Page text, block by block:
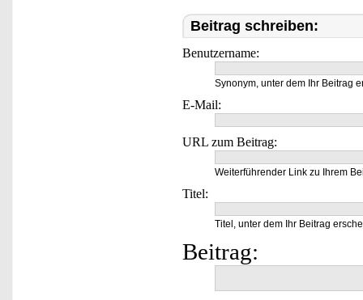
Beitrag schreiben:
Benutzername:
Synonym, unter dem Ihr Beitrag
E-Mail:
URL zum Beitrag:
Weiterführender Link zu Ihrem
Titel:
Titel, unter dem Ihr Beitrag
Beitrag: